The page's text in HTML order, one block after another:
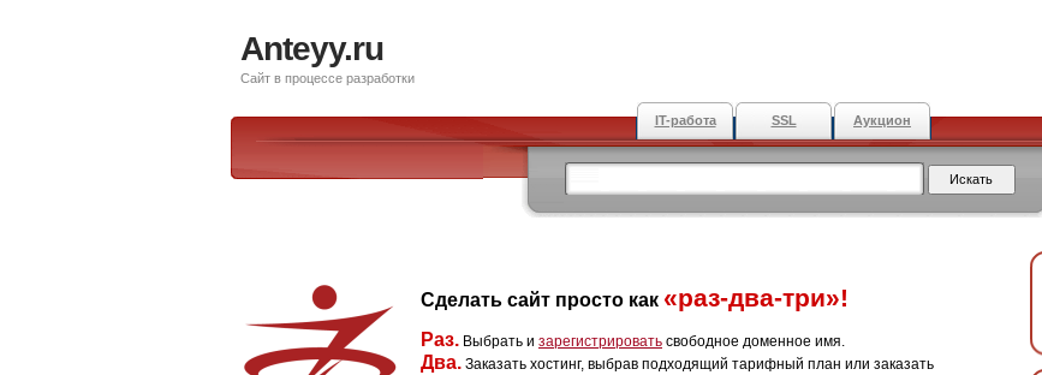
Anteyy.ru
Сайт в процессе разработки
IT-работа SSL Аукцион
Сделать сайт просто как «раз-два-три»!
Раз. Выбрать и зарегистрировать свободное доменное имя.
Два. Заказать хостинг, выбрав подходящий тарифный план или заказать